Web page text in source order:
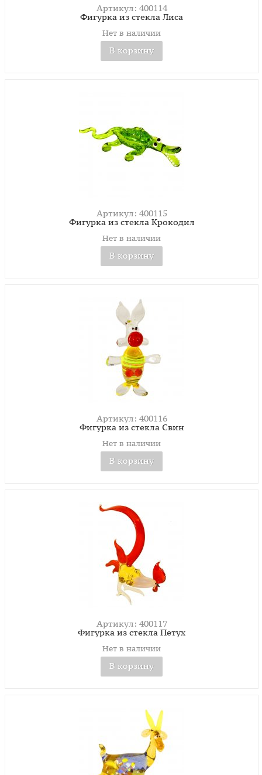
Артикул: 400114
Фигурка из стекла Лиса
Нет в наличии
В корзину
Артикул: 400115
Фигурка из стекла Крокодил
Нет в наличии
В корзину
Артикул: 400116
Фигурка из стекла Свин
Нет в наличии
В корзину
Артикул: 400117
Фигурка из стекла Петух
Нет в наличии
В корзину